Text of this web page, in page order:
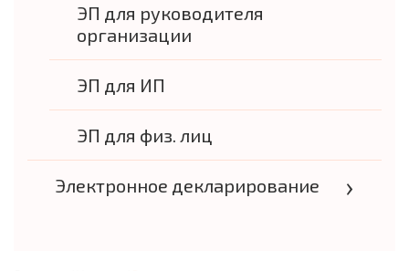
ЭП для руководителя
организации
ЭП для ИП
ЭП для физ. лиц
Электронное декларирование